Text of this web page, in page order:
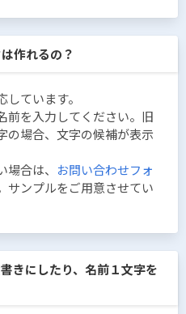
作れるの？
ています。
前を入力してください。旧
の場合、文字の候補が表示
合は、 お問い合わせフォ
サンプルをご用意させてい
きにしたり、名前１文字を